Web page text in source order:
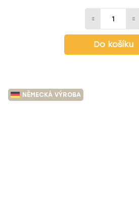
Do košíku
NĚMECKÁ VÝROBA